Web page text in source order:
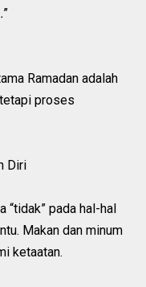
”
Ramadan adalah
proses
Diri
“tidak” pada hal-hal
Makan dan minum
ketaatan.